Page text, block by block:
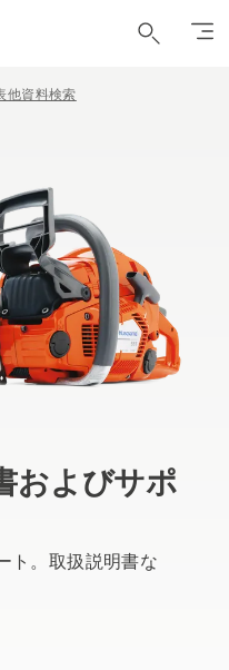
他資料検索
およびサポ
ト。取扱説明書な